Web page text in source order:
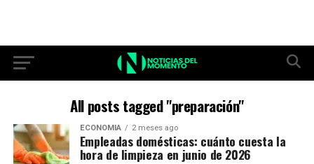
All posts tagged "preparación"
ECONOMIA 2 meses ago
Empleadas domésticas: cuánto cuesta la
hora de limpieza en junio de 2026